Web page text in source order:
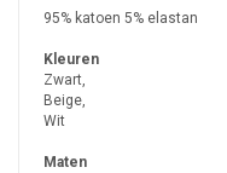
95% katoen 5% elastan
Kleuren
Zwart,
Beige,
Wit
Maten